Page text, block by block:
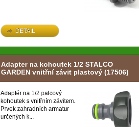
DETAIL
Adapter na kohoutek 1/2 STALCO
GARDEN vnitřní závit plastový (17506)
Adaptér na 1/2 palcový
kohoutek s vnitřním závitem.
Prvek zahradních armatur
určených k...